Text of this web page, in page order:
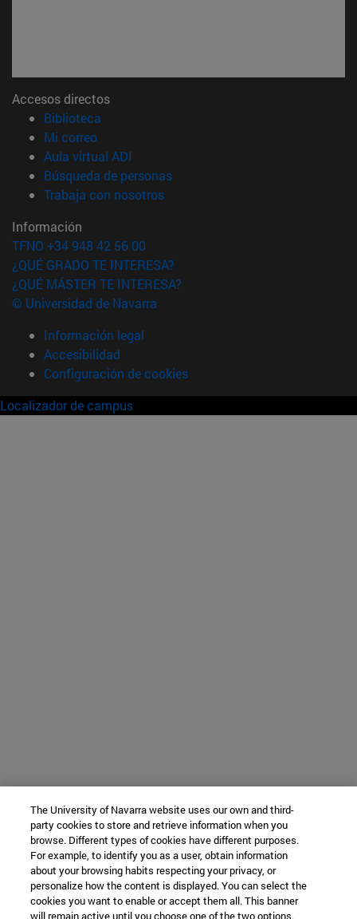
Accesos directos
Biblioteca
Mi correo(abre en nueva ventana)
Aula virtual ADI
Búsqueda de personas(abre en nueva ventana)
Trabaja con nosotros(abre en nueva ventana)
Información
TFNO +34 948 42 56 00
¿QUÉ GRADO TE INTERESA?
¿QUÉ MÁSTER TE INTERESA?
© Universidad de Navarra
Información legal
Accesibilidad
Configuración de cookies
Localizador de campus
The University of Navarra website uses our own and third-
party cookies to store and retrieve information when you
browse. Different types of cookies have different purposes.
For example, to identify you as a user, obtain information
about your browsing habits respecting your privacy, or
personalize how the content is displayed. You can select the
cookies you want to enable or accept them all. This banner
will remain active until you choose one of the two options.